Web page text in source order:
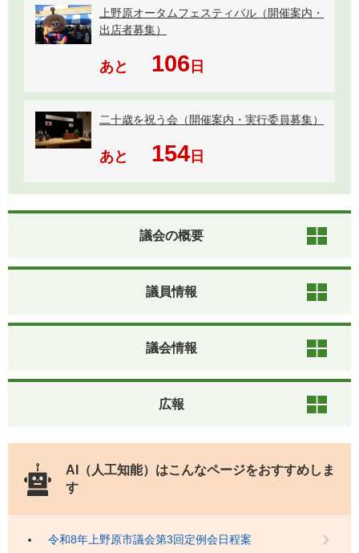
上野原オータムフェスティバル（開催案内・
出店者募集）
あと 106 日
二十歳を祝う会（開催案内・実行委員募集）
あと 154日
議会の概要
議員情報
議会情報
広報
AI（人工知能）はこんなページをおすすめしま
す
令和8年上野原市議会第3回定例会日程案